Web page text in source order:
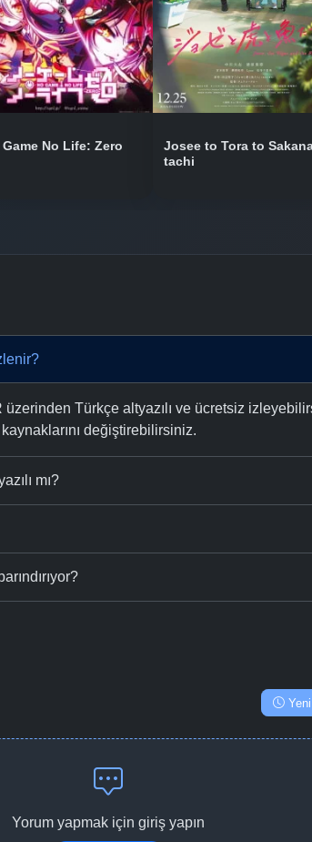
Game No Life: Zero
Josee to Tora to
tachi
Türkçe altyazılı ve ücretsiz
değiştirebilirsiniz.
mı?
Yeni
Yorum yapmak için giriş yapın